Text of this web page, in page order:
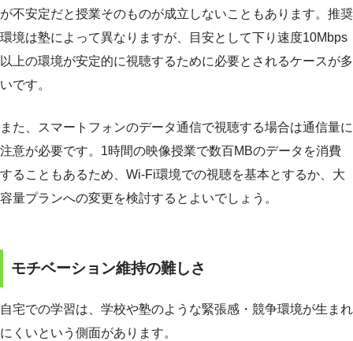
が不安定だと授業そのものが成立しないこともあります。推奨
環境は塾によって異なりますが、目安として下り速度10Mbps
以上の環境が安定的に視聴するために必要とされるケースが多
いです。
また、スマートフォンのデータ通信で視聴する場合は通信量に
注意が必要です。1時間の映像授業で数百MBのデータを消費
することもあるため、Wi-Fi環境での視聴を基本とするか、大
容量プランへの変更を検討するとよいでしょう。
モチベーション維持の難しさ
自宅での学習は、学校や塾のような緊張感・競争環境が生まれ
にくいという側面があります。